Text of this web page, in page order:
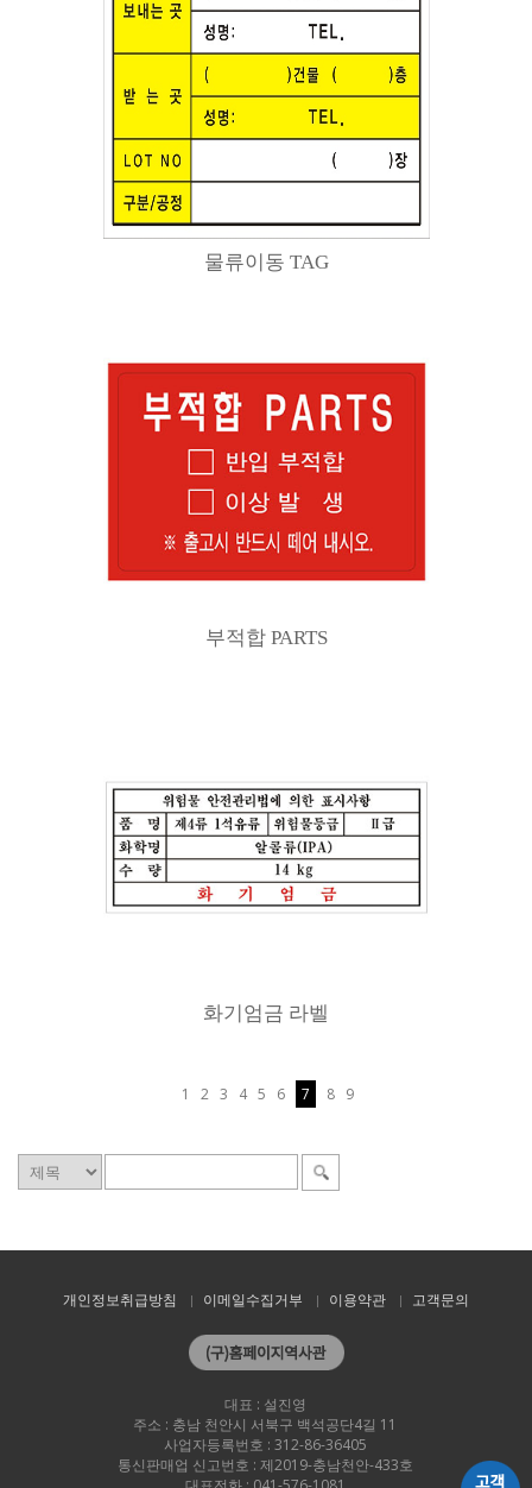
물류이동 TAG
부적합 PARTS
화기엄금 라벨
1 2 3 4 5 6 7 8 9
개인정보취급방침 이메일수집거부 이용약관 고객문의
대표 : 설진영
주소 : 충남 천안시 서북구 백석공단4길 11
사업자등록번호 : 312-86-36405
통신판매업 신고번호 : 제2019-충남천안-433호